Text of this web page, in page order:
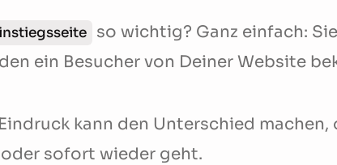
so wichtig? Ganz einfach:
ein Besucher von Deiner Website
kann den Unterschied machen,
sofort wieder geht.